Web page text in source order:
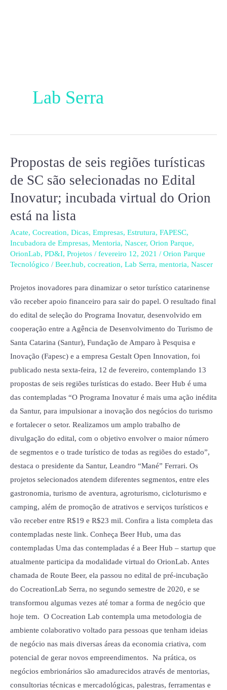
Lab Serra
Propostas de seis regiões turísticas
de SC são selecionadas no Edital
Inovatur; incubada virtual do Orion
está na lista
Acate, Cocreation, Dicas, Empresas, Estrutura, FAPESC,
Incubadora de Empresas, Mentoria, Nascer, Orion Parque,
OrionLab, PD&I, Projetos / fevereiro 12, 2021 / Orion Parque
Tecnológico / Beer.hub, cocreation, Lab Serra, mentoria, Nascer
Projetos inovadores para dinamizar o setor turístico catarinense
vão receber apoio financeiro para sair do papel. O resultado final
do edital de seleção do Programa Inovatur, desenvolvido em
cooperação entre a Agência de Desenvolvimento do Turismo de
Santa Catarina (Santur), Fundação de Amparo à Pesquisa e
Inovação (Fapesc) e a empresa Gestalt Open Innovation, foi
publicado nesta sexta-feira, 12 de fevereiro, contemplando 13
propostas de seis regiões turísticas do estado. Beer Hub é uma
das contempladas “O Programa Inovatur é mais uma ação inédita
da Santur, para impulsionar a inovação dos negócios do turismo
e fortalecer o setor. Realizamos um amplo trabalho de
divulgação do edital, com o objetivo envolver o maior número
de segmentos e o trade turístico de todas as regiões do estado”,
destaca o presidente da Santur, Leandro “Mané” Ferrari. Os
projetos selecionados atendem diferentes segmentos, entre eles
gastronomia, turismo de aventura, agroturismo, cicloturismo e
camping, além de promoção de atrativos e serviços turísticos e
vão receber entre R$19 e R$23 mil. Confira a lista completa das
contempladas neste link. Conheça Beer Hub, uma das
contempladas Uma das contempladas é a Beer Hub – startup que
atualmente participa da modalidade virtual do OrionLab. Antes
chamada de Route Beer, ela passou no edital de pré-incubação
do CocreationLab Serra, no segundo semestre de 2020, e se
transformou algumas vezes até tomar a forma de negócio que
hoje tem. O Cocreation Lab contempla uma metodologia de
ambiente colaborativo voltado para pessoas que tenham ideias
de negócio nas mais diversas áreas da economia criativa, com
potencial de gerar novos empreendimentos. Na prática, os
negócios embrionários são amadurecidos através de mentorias,
consultorias técnicas e mercadológicas, palestras, ferramentas e
Propostas
de
seis
regiões
turísticas
de
SC
são
selecionadas